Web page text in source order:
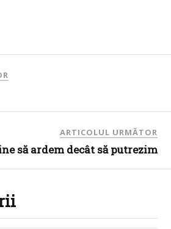
ARTICOLUL URMĂTOR
să ardem decât să putrezim